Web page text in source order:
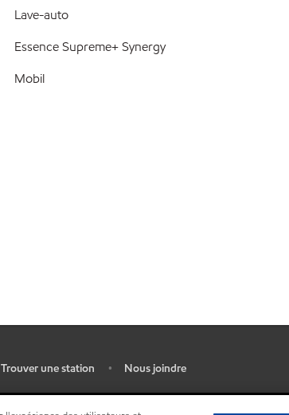
Lave-auto
Essence Supreme+ Synergy
Mobil
Trouver une station • Nous joindre